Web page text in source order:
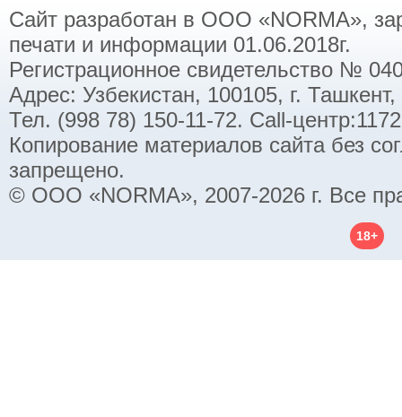
Сайт разработан в ООО «NORMA»,
печати и информации 01.06.2018г.
Регистрационное свидетельство №
Адрес: Узбекистан, 100105, г.
Тел. (998 78) 150-11-72. Call-
Копирование материалов сайта без
запрещено.
© ООО «NORMA», 2007-2026 г. Все
18+